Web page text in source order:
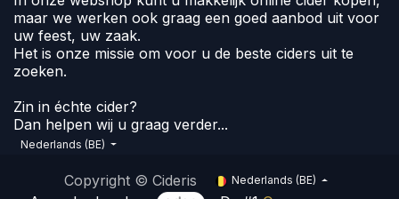
maar we werken ook graag een goed aanbod uit voor
uw feest, uw zaak.
Het is onze missie om voor u de beste ciders uit te
zoeken.
Zin in échte cider?
Dan helpen wij u graag verder...
Nederlands (BE)
Copyright © Cideris Nederlands (BE)